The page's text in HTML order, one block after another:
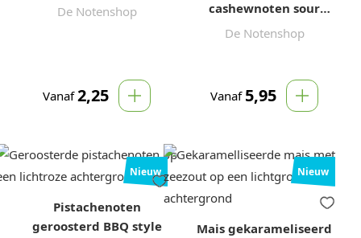
gezouten
De Notenshop
Vanaf 2,25
cashewnoten sour
cream & onion
De Notenshop
Vanaf 5,95
Nieuw
Pistachenoten
geroosterd BBQ style
Nieuw
Mais gekarameliseerd